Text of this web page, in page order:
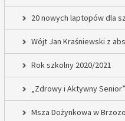
20 nowych laptopów dla
Wójt Jan Kraśniewski z
Rok szkolny 2020/2021
„Zdrowy i Aktywny Senior”
Msza Dożynkowa w